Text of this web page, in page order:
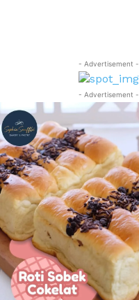
- Advertisement -
- Advertisement -